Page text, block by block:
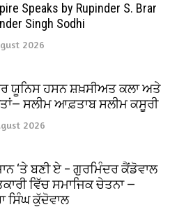
Speaks by Rupinder S. Brar
Singh Sodhi
2026
ਯੂਨਿਸ ਹਸਨ ਸ਼ਖ਼ਸੀਅਤ ਕਲਾ ਅਤੇ
ਸਲੀਮ ਆਫ਼ਤਾਬ ਸਲੀਮ ਕਸੂਰੀ
2026
‘ਤੇ ਬਣੀ ਏ – ਗੁਰਮਿੰਦਰ ਕੈਂਡੋਵਾਲ
ਵਿੱਚ ਸਮਾਜਿਕ ਚੇਤਨਾ —
ਸਿੰਘ ਕੁੱਦੋਵਾਲ